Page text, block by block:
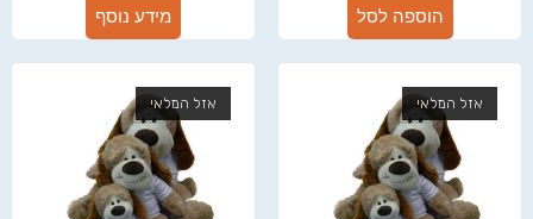
הוספה לסל מידע נוסף
אזל המלאי אזל המלאי